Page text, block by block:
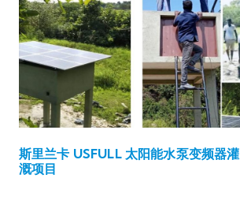
斯里兰卡 USFULL 太阳能水泵变频器灌
溉项目